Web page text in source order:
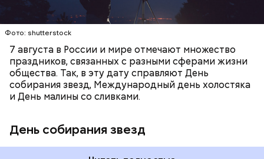
Фото: shutterstock
7 августа в России и мире отмечают множество
праздников, связанных с разными сферами жизни
общества. Так, в эту дату справляют День
собирания звезд, Международный день холостяка
и День малины со сливками.
День собирания звезд
чеснок;
лишним весом.